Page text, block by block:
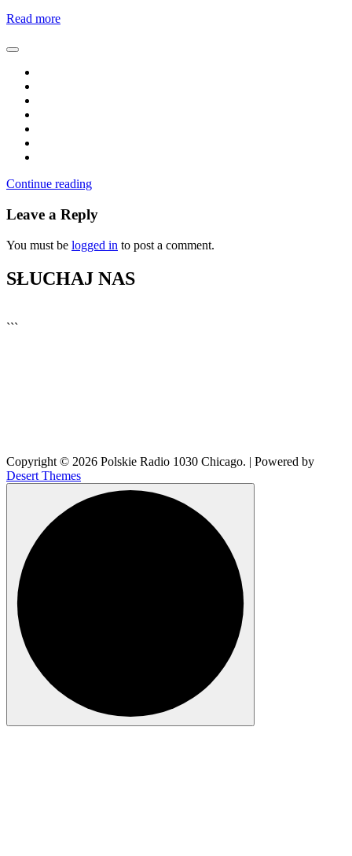
Read more
Continue reading
Leave a Reply
You must be logged in to post a comment.
SŁUCHAJ NAS
```
Copyright © 2026 Polskie Radio 1030 Chicago. | Powered by
Desert Themes